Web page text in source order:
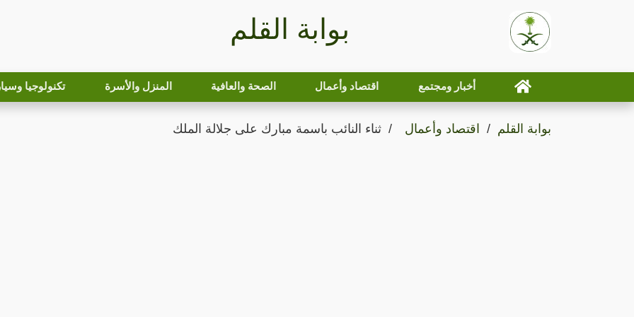
بوابة القلم
أخبار ومجتمع اقتصاد وأعمال الصحة والعافية المنزل والأسرة تكنولوجيا
بوابة القلم اقتصاد وأعمال ثناء النائب باسمة مبارك على جلالة الملك